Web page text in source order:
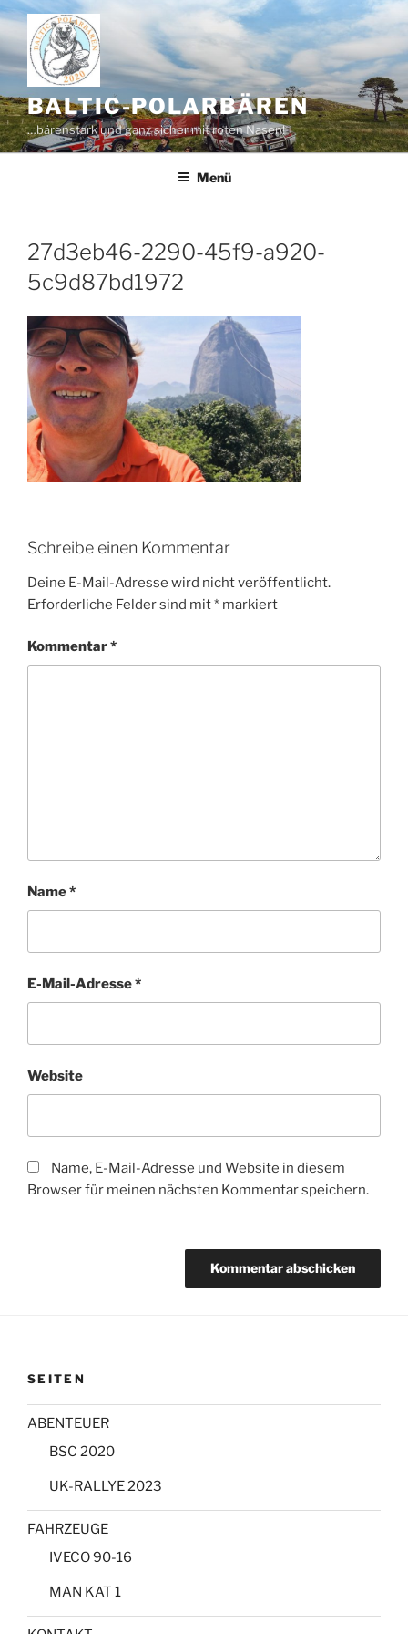
Zum
Inhalt
springen
BALTIC-POLARBÄREN
…bärenstark und ganz sicher mit roten Nasen!
Menü
27d3eb46-2290-45f9-a920-
5c9d87bd1972
Schreibe einen Kommentar
Deine E-Mail-Adresse wird nicht veröffentlicht.
Erforderliche Felder sind mit* markiert
Kommentar*
Name*
E-Mail-Adresse*
Website
Name, E-Mail-Adresse und Website in diesem
Browser für meinen nächsten Kommentar speichern.
SEITEN
ABENTEUER
BSC 2020
UK-RALLYE 2023
FAHRZEUGE
IVECO 90-16
MAN KAT 1